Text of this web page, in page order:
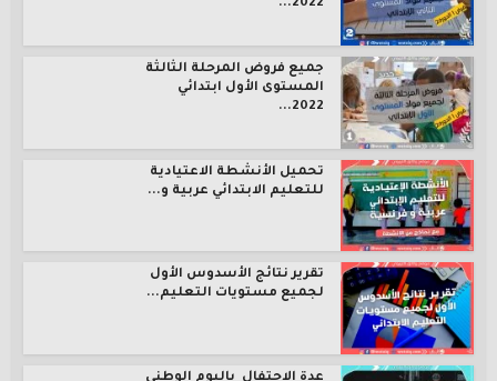
2022...
جميع فروض المرحلة الثالثة
المستوى الأول ابتدائي
2022...
تحميل الأنشطة الاعتيادية
للتعليم الابتدائي عربية و...
تقرير نتائج الأسدوس الأول
لجميع مستويات التعليم...